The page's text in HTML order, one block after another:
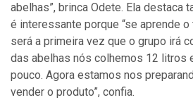
abelhas”, brinca Odete. Ela destaca
é interessante porque “se aprende o
será a primeira vez que o grupo irá
das abelhas nós colhemos 12 litros
pouco. Agora estamos nos
vender o produto”, confia.